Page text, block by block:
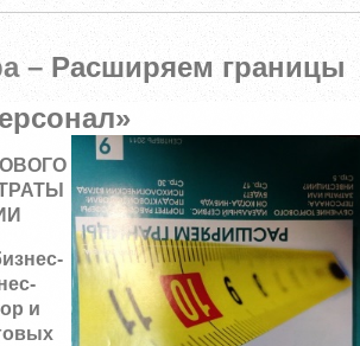
–Расширяем границы
и